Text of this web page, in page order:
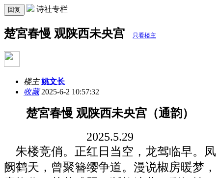
回复 诗社专栏
楚宮春慢 观陕西未央宫 只看楼主
楼主 姚文长
收藏2025-6-2 10:57:32
楚宮春慢 观陕西未央宫（通韵）
2025.5.29
朱楼竞俏。正红日当空，龙驾临早。凤
阙鹤天，曾聚簪缨争道。漫说椒房暖梦，